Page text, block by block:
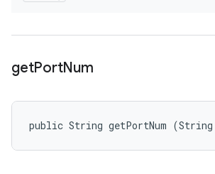
getPortNum
public String getPortNum